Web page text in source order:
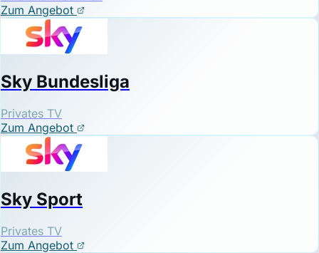
Zum Angebot
Sky Bundesliga
Privates TV
Zum Angebot
Sky Sport
Privates TV
Zum Angebot